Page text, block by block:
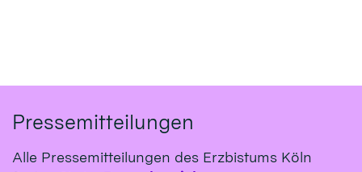
Pressemitteilungen
Alle Pressemitteilungen des Erzbistums Köln